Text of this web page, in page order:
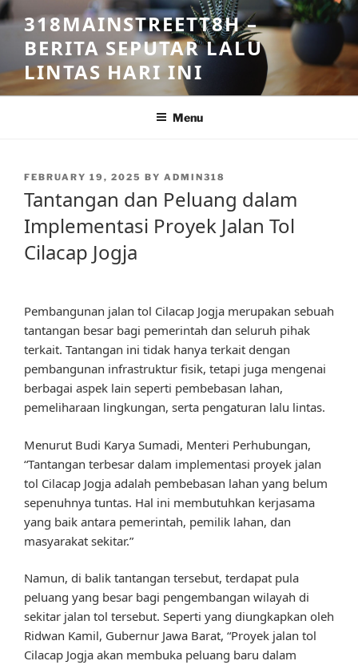
Skip
to
content
318MAINSTREETT8H –
BERITA SEPUTAR LALU
LINTAS HARI INI
Menu
POSTED
FEBRUARY 19, 2025 BY ADMIN318
Tantangan dan Peluang dalam
Implementasi Proyek Jalan Tol
Cilacap Jogja
Pembangunan jalan tol Cilacap Jogja merupakan sebuah
tantangan besar bagi pemerintah dan seluruh pihak
terkait. Tantangan ini tidak hanya terkait dengan
pembangunan infrastruktur fisik, tetapi juga mengenai
berbagai aspek lain seperti pembebasan lahan,
pemeliharaan lingkungan, serta pengaturan lalu lintas.
Menurut Budi Karya Sumadi, Menteri Perhubungan,
“Tantangan terbesar dalam implementasi proyek jalan
tol Cilacap Jogja adalah pembebasan lahan yang belum
sepenuhnya tuntas. Hal ini membutuhkan kerjasama
yang baik antara pemerintah, pemilik lahan, dan
masyarakat sekitar.”
Namun, di balik tantangan tersebut, terdapat pula
peluang yang besar bagi pengembangan wilayah di
sekitar jalan tol tersebut. Seperti yang diungkapkan oleh
Ridwan Kamil, Gubernur Jawa Barat, “Proyek jalan tol
Cilacap Jogja akan membuka peluang baru dalam